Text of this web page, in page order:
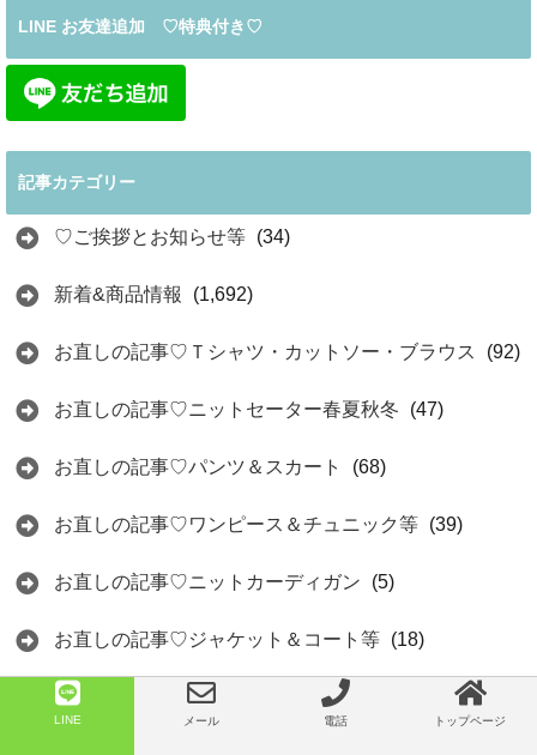
LINE お友達追加 ♡特典付き♡
記事カテゴリー
♡ご挨拶とお知らせ等 (34)
新着&商品情報 (1,692)
お直しの記事♡Ｔシャツ・カットソー・ブラウス (92)
お直しの記事♡ニットセーター春夏秋冬 (47)
お直しの記事♡パンツ＆スカート (68)
お直しの記事♡ワンピース＆チュニック等 (39)
お直しの記事♡ニットカーディガン (5)
お直しの記事♡ジャケット＆コート等 (18)
お直しの記事♡毛皮・バッグ・アクセサリー等 (8)
LINE メール 電話 トップページ